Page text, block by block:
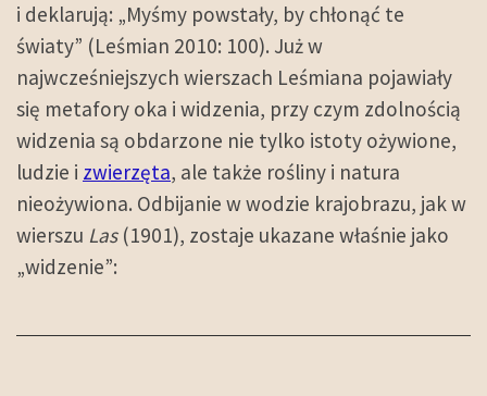
i deklarują: „Myśmy powstały, by chłonąć te
światy” (Leśmian 2010: 100). Już w
najwcześniejszych wierszach Leśmiana pojawiały
się metafory oka i widzenia, przy czym zdolnością
widzenia są obdarzone nie tylko istoty ożywione,
ludzie i zwierzęta, ale także rośliny i natura
nieożywiona. Odbijanie w wodzie krajobrazu, jak w
wierszu Las(1901), zostaje ukazane właśnie jako
„widzenie”: